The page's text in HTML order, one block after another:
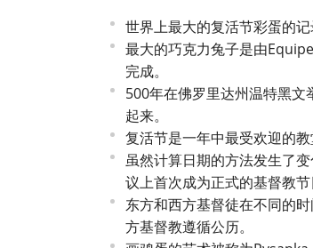
世界上最大的复活节彩蛋的
最大的巧克力兔子是由
完成。
500年在佛罗里达州温特黑
起来。
复活节是一年中最受欢迎的教
虽然计算日期的方法发生了
议上首次成为正式的基督教节
东方和西方基督徒在不同的
方基督教遵循公历。